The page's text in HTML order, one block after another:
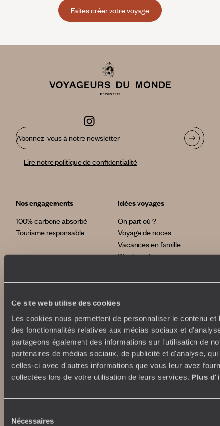
Ce site web utilise des cookies
Les cookies nous permettent de personnaliser le contenu et
des fonctionnalités relatives aux médias sociaux et
partageons également des informations sur l'utilisation de
partenaires de médias sociaux, de publicité et d'analyse,
celles-ci avec d'autres informations que vous leur avez
collectées lors de votre utilisation de leurs services. Plus
Nécessaires
Faites créer votre voyage
Abonnez-vous à notre newsletter
Lire notre politique de confidentialité
Nos engagements
100% carbone absorbé
Tourisme responsable
Où nous trouver ?
Le voyage sur mesure
Notre valeur ajoutée
Autour du voyage
Librairie Voyageurs
Journal Voyageurs
Application Mobile
Idées voyages
On part où ?
Voyage de noces
Vacances en famille
Week-end en amoureux
Croisière
Tour du Monde
Déconnecter
Plongée
Institutionnel
Fondation d'entreprise
Relations investisseurs